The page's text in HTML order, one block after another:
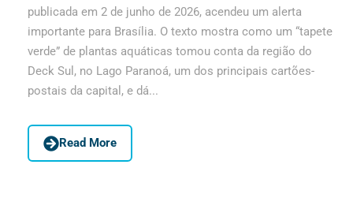
publicada em 2 de junho de 2026, acendeu um alerta
importante para Brasília. O texto mostra como um “tapete
verde” de plantas aquáticas tomou conta da região do
Deck Sul, no Lago Paranoá, um dos principais cartões-
postais da capital, e dá...
Read More